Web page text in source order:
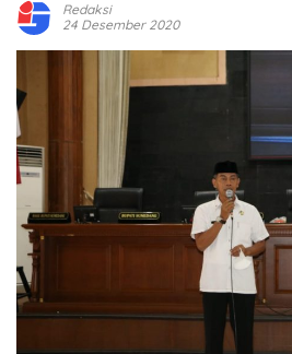
Redaksi
24 Desember 2020